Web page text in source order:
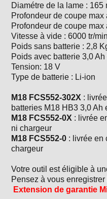
Diamétre de la lame : 165
Profondeur de coupe max
Profondeur de coupe max
Vitesse à vide : 6000 tr/min
Poids sans batterie : 2,8
Poids avec batterie 3,0 Ah
Tension: 18 V
Type de batterie : Li-ion
M18 FCS552-302X :
batteries M18 HB3 3,0 Ah
M18 FCS552-0X : livrée
ni chargeur
M18 FCS552-0 : livrée en
chargeur
Votre outil est éligible à
Pensez à vous
Extension de garantie